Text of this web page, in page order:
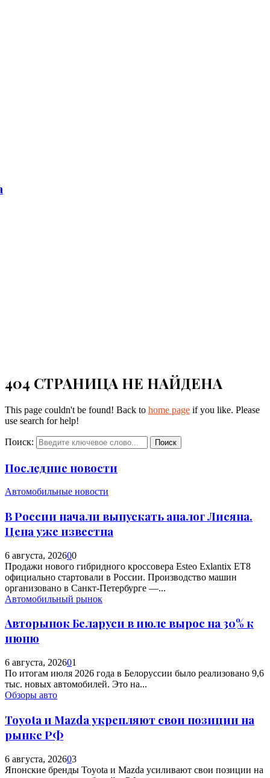
404 СТРАНИЦА НЕ НАЙДЕНА
This page couldn't be found! Back to home page if you like. Please
use search for help!
Поиск: Поиск
Последние новости
Автомобильные новости
В России начали выпускать аналог Лисяна.
Цена уже известна
6 августа, 202600
Продажи нового гибридного кроссовера Esteo Exlantix ET8
официально стартовали в России. Производство машин
организовано в Санкт-Петербурге —...
Автомобильный рынок
Авторынок Беларуси в июле вырос на 30% к
июню
6 августа, 202601
По итогам июля 2026 года в Белоруссии было реализовано 9,6
тыс. новых автомобилей. Это на...
Обзоры авто
Toyota и Mazda укрепляют свои позиции на
рынке РФ
6 августа, 202603
Японские бренды Toyota и Mazda усиливают свои позиции на